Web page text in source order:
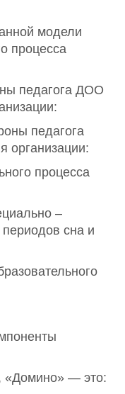
модели
процесса
педагога ДОО
педагога
организации:
процесса
–
сна и
«Домино» — это: